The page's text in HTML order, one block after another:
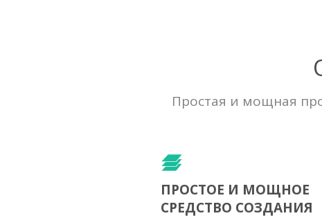
Простая и мощная
ПРОСТОЕ И МОЩНОЕ
СРЕДСТВО СОЗДАНИЯ